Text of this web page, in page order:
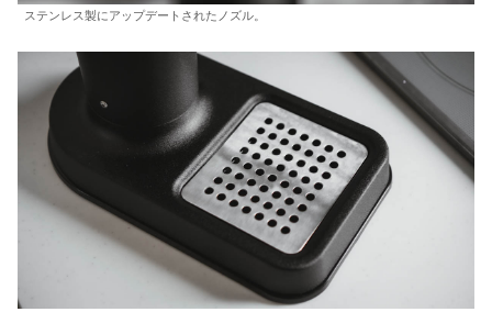
ステンレス製にアップデートされたノズル。